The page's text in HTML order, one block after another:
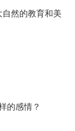
然的教育和美
的感情？